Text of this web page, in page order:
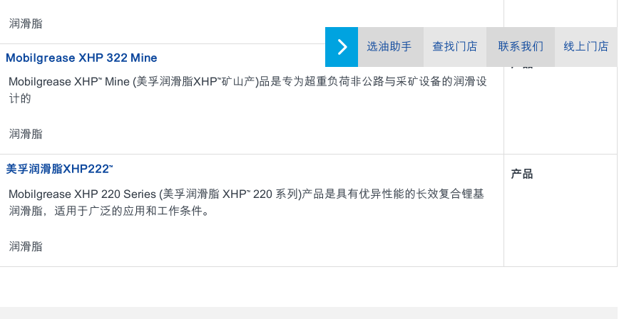
选油助手 查找门店 联系我们 线上门店
润滑脂
Mobilgrease XHP 322 Mine
Mobilgrease XHP™ Mine (美孚润滑脂XHP™矿山产)品是专为超重负荷非公路与采矿设备的润滑设
计的
润滑脂
美孚润滑脂XHP222™
Mobilgrease XHP 220 Series (美孚润滑脂 XHP™ 220 系列)产品是具有优异性能的长效复合锂基
润滑脂，适用于广泛的应用和工作条件。
润滑脂
产品